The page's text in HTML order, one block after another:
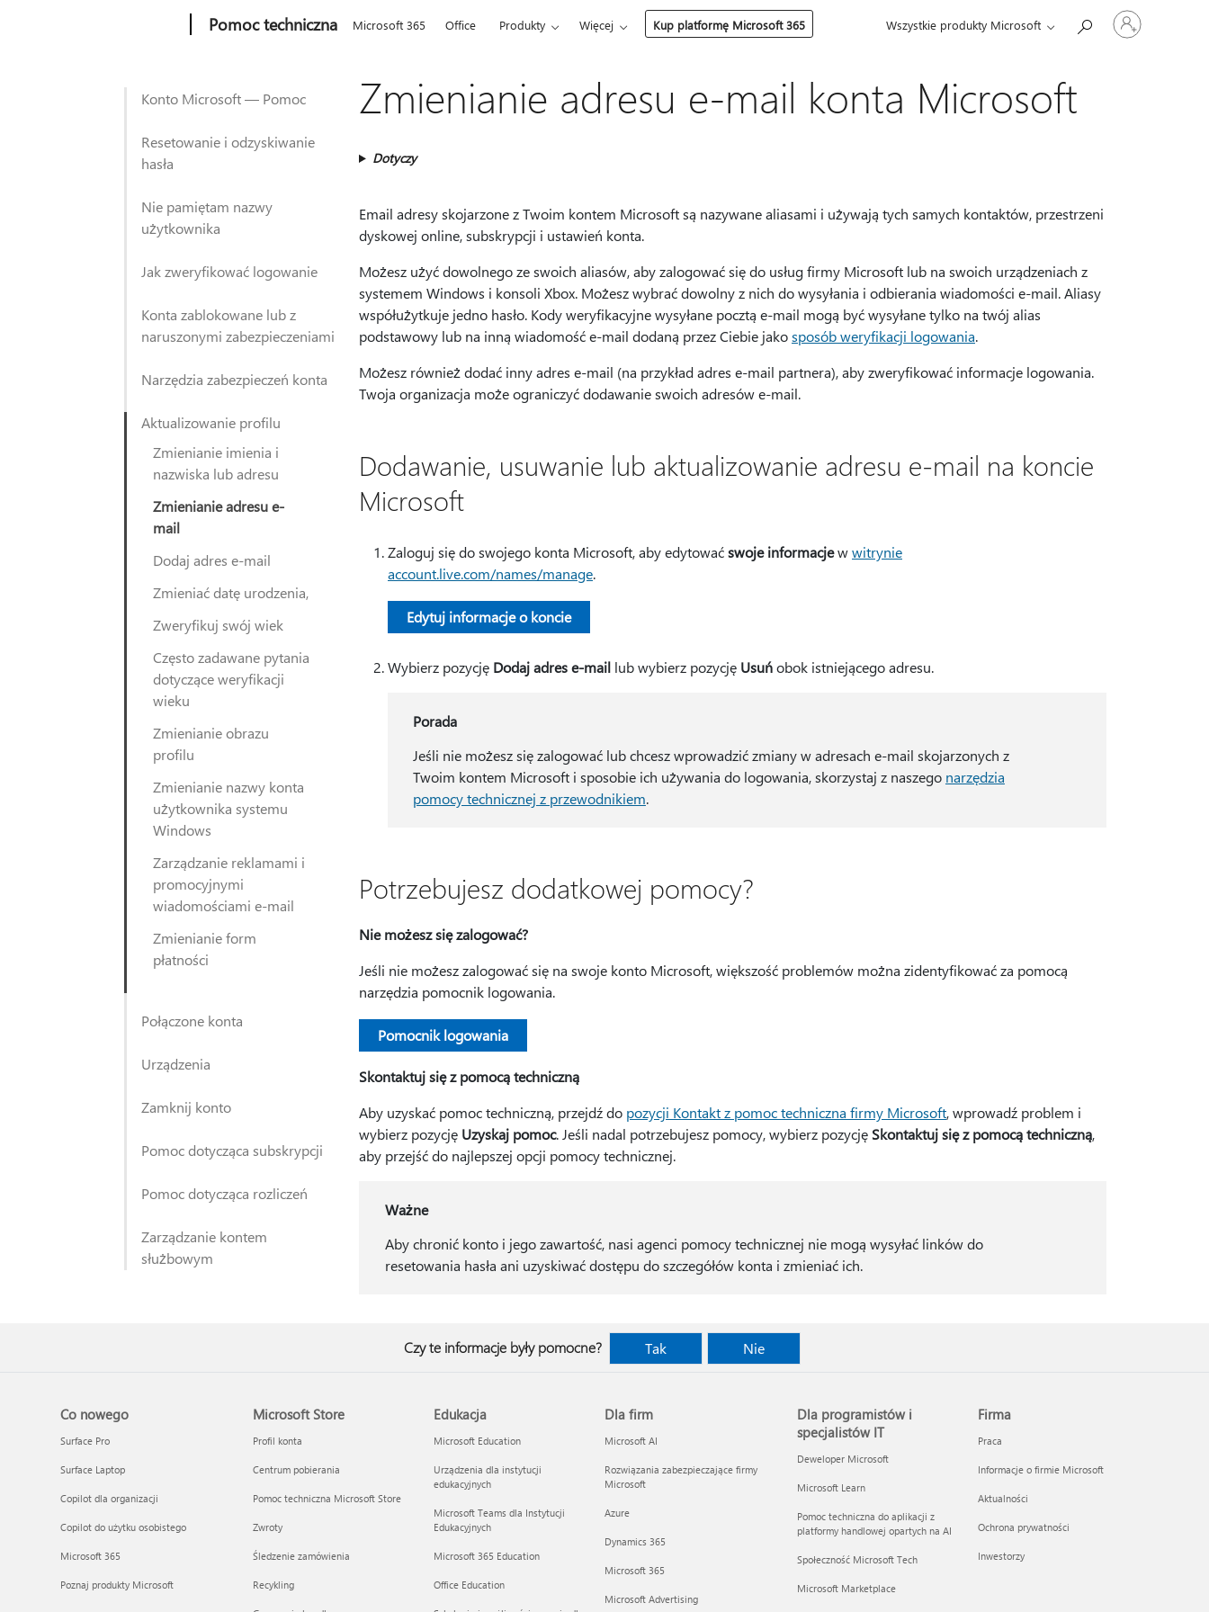
Pomoc techniczna Microsoft 365 Office Produkty Więcej Kup platformę Microsoft 365 Wszystkie produkty Microsoft
Zaloguj
się
do
Konto Microsoft — Pomoc
Resetowanie i odzyskiwanie
hasła
Nie pamiętam nazwy
użytkownika
Jak zweryfikować logowanie
Konta zablokowane lub z
naruszonymi zabezpieczeniami
Narzędzia zabezpieczeń konta
Aktualizowanie profilu
Zmienianie imienia i
nazwiska lub adresu
Zmienianie adresu e-
mail
Dodaj adres e-mail
Zmieniać datę urodzenia,
Zweryfikuj swój wiek
Często zadawane pytania
dotyczące weryfikacji
wieku
Zmienianie obrazu
profilu
Zmienianie nazwy konta
użytkownika systemu
Windows
Zarządzanie reklamami i
promocyjnymi
wiadomościami e-mail
Zmienianie form
płatności
Połączone konta
Urządzenia
Zamknij konto
Pomoc dotycząca subskrypcji
Pomoc dotycząca rozliczeń
Zarządzanie kontem
służbowym
Zmienianie adresu e-mail konta Microsoft
Dotyczy
Email adresy skojarzone z Twoim kontem Microsoft są nazywane aliasami i używają tych samych kontaktów, przestrzeni
dyskowej online, subskrypcji i ustawień konta.
Możesz użyć dowolnego ze swoich aliasów, aby zalogować się do usług firmy Microsoft lub na swoich urządzeniach z
systemem Windows i konsoli Xbox. Możesz wybrać dowolny z nich do wysyłania i odbierania wiadomości e-mail. Aliasy
współużytkuje jedno hasło. Kody weryfikacyjne wysyłane pocztą e-mail mogą być wysyłane tylko na twój alias
podstawowy lub na inną wiadomość e-mail dodaną przez Ciebie jakosposób weryfikacji logowania.
Możesz również dodać inny adres e-mail (na przykład adres e-mail partnera), aby zweryfikować informacje logowania.
Twoja organizacja może ograniczyć dodawanie swoich adresów e-mail.
Dodawanie, usuwanie lub aktualizowanie adresu e-mail na koncie
Microsoft
Zaloguj się do swojego konta Microsoft, aby edytowaćswoje informacjewwitrynie
account.live.com/names/manage.
Edytuj informacje o koncie
Wybierz pozycję Dodaj adres e-mail lub wybierz pozycję Usuńobok istniejącego adresu.
Porada
Jeśli nie możesz się zalogować lub chcesz wprowadzić zmiany w adresach e-mail skojarzonych z
Twoim kontem Microsoft i sposobie ich używania do logowania, skorzystaj z naszego narzędzia
pomocy technicznej z przewodnikiem.
Potrzebujesz dodatkowej pomocy?
Nie możesz się zalogować?
Jeśli nie możesz zalogować się na swoje konto Microsoft, większość problemów można zidentyfikować za pomocą
narzędzia pomocnik logowania.
Pomocnik logowania
Skontaktuj się z pomocą techniczną
Aby uzyskać pomoc techniczną, przejdź do pozycji Kontakt z pomoc techniczna firmy Microsoft, wprowadź problem i
wybierz pozycję Uzyskaj pomoc. Jeśli nadal potrzebujesz pomocy, wybierz pozycję Skontaktuj się z pomocą techniczną,
aby przejść do najlepszej opcji pomocy technicznej.
Ważne
Aby chronić konto i jego zawartość, nasi agenci pomocy technicznej nie mogą wysyłać linków do
resetowania hasła ani uzyskiwać dostępu do szczegółów konta i zmieniać ich.
Czy te informacje były pomocne? Tak Nie
Co nowego
Surface Pro
Surface Laptop
Copilot dla organizacji
Copilot do użytku osobistego
Microsoft 365
Poznaj produkty Microsoft
Microsoft Store
Profil konta
Centrum pobierania
Pomoc techniczna Microsoft Store
Zwroty
Śledzenie zamówienia
Recykling
Edukacja
Microsoft Education
Urządzenia dla instytucji
edukacyjnych
Microsoft Teams dla Instytucji
Edukacyjnych
Microsoft 365 Education
Office Education
Dla firm
Microsoft AI
Rozwiązania zabezpieczające firmy
Microsoft
Azure
Dynamics 365
Microsoft 365
Microsoft Advertising
Dla programistów i
specjalistów IT
Deweloper Microsoft
Microsoft Learn
Pomoc techniczna do aplikacji z
platformy handlowej opartych na AI
Społeczność Microsoft Tech
Microsoft Marketplace
Firma
Praca
Informacje o firmie Microsoft
Aktualności
Ochrona prywatności
Inwestorzy